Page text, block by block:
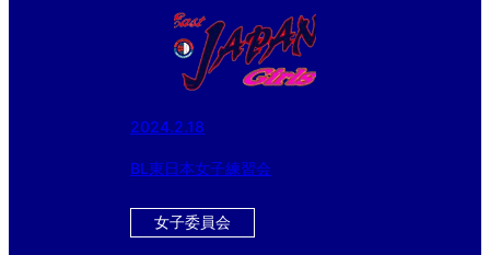
2024.2.18
BL東日本女子練習会
女子委員会